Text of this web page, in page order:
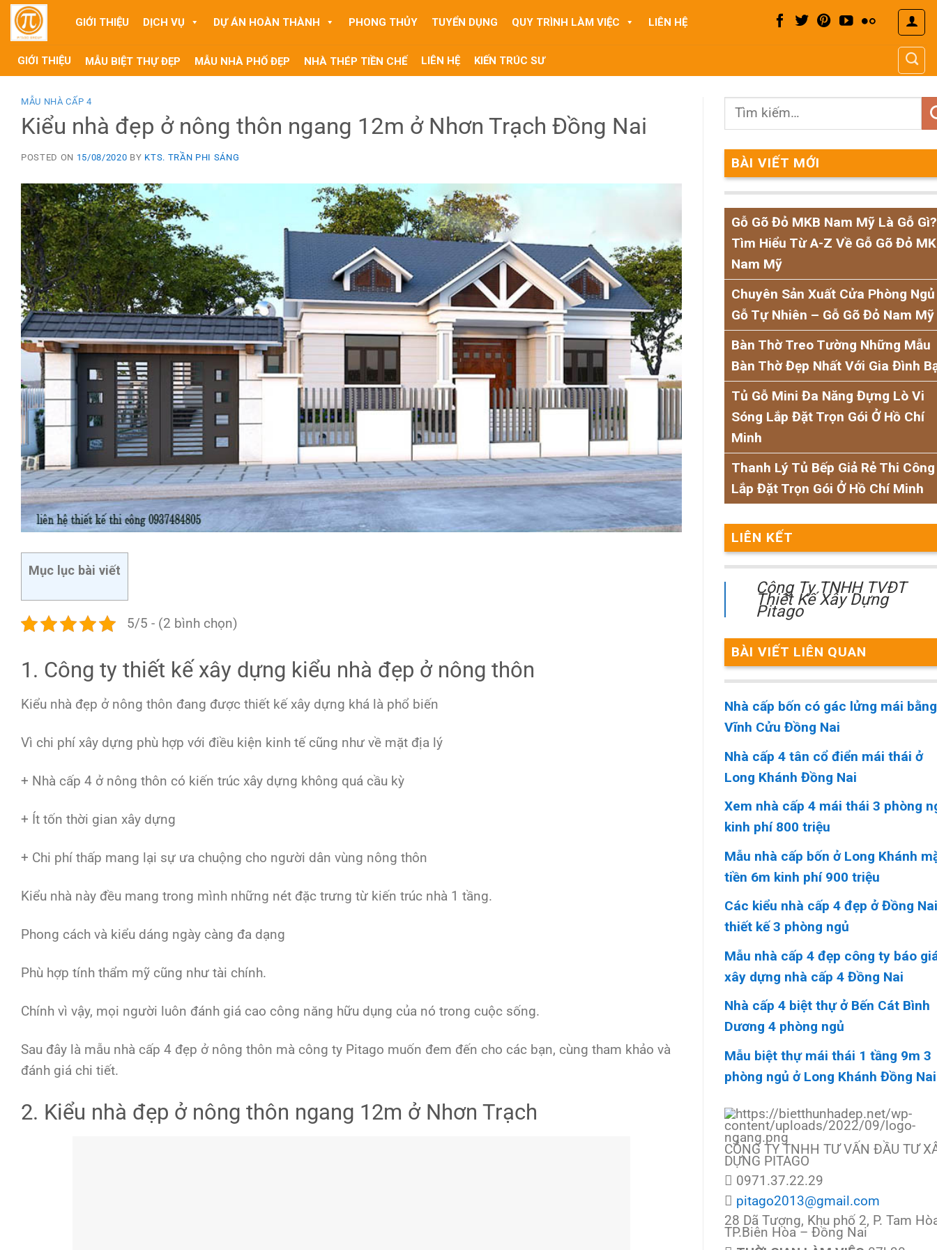
Skip
content
GIỚI THIỆU DỊCH VỤ DỰ ÁN HOÀN THÀNH PHONG THỦY TUYỂN DỤNG QUY TRÌNH LÀM VIỆC LIÊN HỆ
GIỚI THIỆU MẪU BIỆT THỰ ĐẸP MẪU NHÀ PHỐ ĐẸP NHÀ THÉP TIỀN CHẾ LIÊN HỆ KIẾN TRÚC SƯ
MẪU NHÀ CẤP 4
Kiểu nhà đẹp ở nông thôn ngang 12m ở Nhơn Trạch Đồng Nai
POSTED ON 15/08/2020 BY KTS. TRẦN PHI SÁNG
Mục lục bài viết
5/5 - (2 bình chọn)
1. Công ty thiết kế xây dựng kiểu nhà đẹp ở nông thôn
Kiểu nhà đẹp ở nông thôn đang được thiết kế xây dựng khá là phổ biến
Vì chi phí xây dựng phù hợp với điều kiện kinh tế cũng như về mặt địa lý
+ Nhà cấp 4 ở nông thôn có kiến trúc xây dựng không quá cầu kỳ
+ Ít tốn thời gian xây dựng
+ Chi phí thấp mang lại sự ưa chuộng cho người dân vùng nông thôn
Kiểu nhà này đều mang trong mình những nét đặc trưng từ kiến trúc nhà 1 tầng.
Phong cách và kiểu dáng ngày càng đa dạng
Phù hợp tính thẩm mỹ cũng như tài chính.
Chính vì vậy, mọi người luôn đánh giá cao công năng hữu dụng của nó trong cuộc sống.
Sau đây là mẫu nhà cấp 4 đẹp ở nông thôn mà công ty Pitago muốn đem đến cho các bạn, cùng tham khảo và
đánh giá chi tiết.
2. Kiểu nhà đẹp ở nông thôn ngang 12m ở Nhơn Trạch
BÀI VIẾT MỚI
Gỗ Gõ Đỏ MKB Nam Mỹ Là Gỗ Gì?
Tìm Hiểu Từ A-Z Về Gỗ Gõ Đỏ
Nam Mỹ
Chuyên Sản Xuất Cửa Phòng Ngủ
Gỗ Tự Nhiên – Gỗ Gõ Đỏ Nam Mỹ
Bàn Thờ Treo Tường Những Mẫu
Bàn Thờ Đẹp Nhất Với Gia Đình
Tủ Gỗ Mini Đa Năng Đựng Lò Vi
Sóng Lắp Đặt Trọn Gói Ở Hồ Chí
Minh
Thanh Lý Tủ Bếp Giả Rẻ Thi Công
Lắp Đặt Trọn Gói Ở Hồ Chí Minh
LIÊN KẾT
Công Ty TNHH TVĐT
Thiết Kế Xây Dựng
Pitago
BÀI VIẾT LIÊN QUAN
Nhà cấp bốn có gác lửng mái
Vĩnh Cửu Đồng Nai
Nhà cấp 4 tân cổ điển mái thái ở
Long Khánh Đồng Nai
Xem nhà cấp 4 mái thái 3 phòng
kinh phí 800 triệu
Mẫu nhà cấp bốn ở Long Khánh
tiền 6m kinh phí 900 triệu
Các kiểu nhà cấp 4 đẹp ở Đồng Nai
thiết kế 3 phòng ngủ
Mẫu nhà cấp 4 đẹp công ty báo
xây dựng nhà cấp 4 Đồng Nai
Nhà cấp 4 biệt thự ở Bến Cát Bình
Dương 4 phòng ngủ
Mẫu biệt thự mái thái 1 tầng 9m 3
phòng ngủ ở Long Khánh Đồng Nai
CÔNG TY TNHH TƯ VẤN ĐẦU TƯ
DỰNG PITAGO
0971.37.22.29
pitago2013@gmail.com
28 Dã Tượng, Khu phố 2, P. Tam
TP.Biên Hòa – Đồng Nai